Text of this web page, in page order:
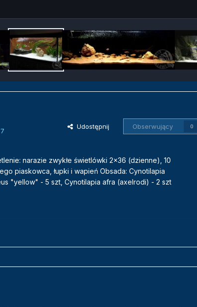
Udostępnij Obserwujący 0
narazie zwykłe świetlówki 2x36 (dzienne), 10
piaskowca, łupki i wapień Obsada: Cynotilapia
"yellow" - 5 szt, Cynotilapia afra (axelrodi) - 2 szt